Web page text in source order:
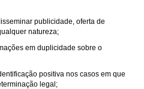
publicidade, oferta de
natureza;
em duplicidade sobre o
positiva nos casos em que
legal;